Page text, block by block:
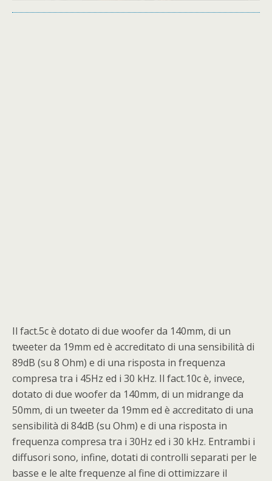
Il fact.5c è dotato di due woofer da 140mm, di un
tweeter da 19mm ed è accreditato di una sensibilità di
89dB (su 8 Ohm) e di una risposta in frequenza
compresa tra i 45Hz ed i 30 kHz. Il fact.10c è, invece,
dotato di due woofer da 140mm, di un midrange da
50mm, di un tweeter da 19mm ed è accreditato di una
sensibilità di 84dB (su Ohm) e di una risposta in
frequenza compresa tra i 30Hz ed i 30 kHz. Entrambi i
diffusori sono, infine, dotati di controlli separati per le
basse e le alte frequenze al fine di ottimizzare il